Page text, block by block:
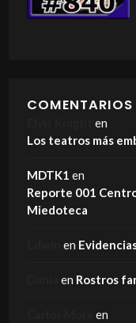
COMENTARIOS
en
Los teatros más
MDTK1 en
Reporte 001
Miedoteca
en
en Rostros
en